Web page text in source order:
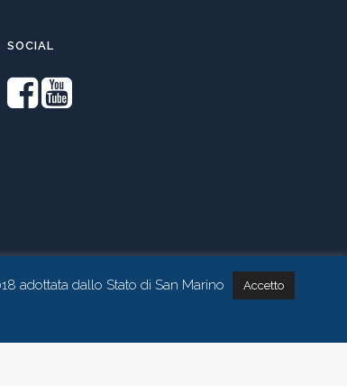
SOCIAL
adottata dallo Stato di San Marino Accetto
Contattaci tramite whatsapp